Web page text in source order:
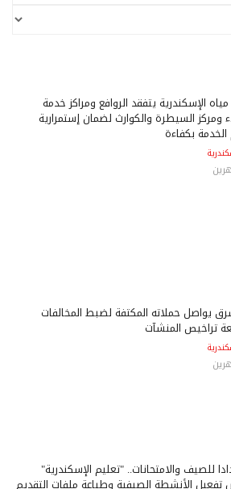
الإسكندرية يتفقد الروافع ومراكز خدمة
ومركز السيطرة والكوارث لضمان إستمرارية
بكفاءة
يواصل حملاته المكثفة لضبط المخالفات
تراخيص المنشآت
للصيف والامتحانات.. "تعليم الإسكندرية"
تفعيل الأنشطة الصيفية وطباعة ملفات التقديم